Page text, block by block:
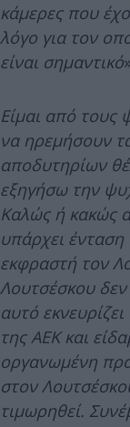
κάμερες που
λόγο για τον
είναι σημαντικό
Είμαι από
να ηρεμήσουν
αποδυτηρίων
εξηγήσω την
Καλώς ή κακώς
υπάρχει
εκφραστή τον
Λουτσέσκου δεν
αυτό
της ΑΕΚ και
οργανωμένη
στον
τιμωρηθεί.